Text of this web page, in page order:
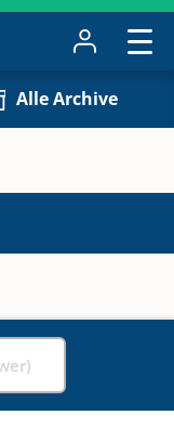
Alle Archive